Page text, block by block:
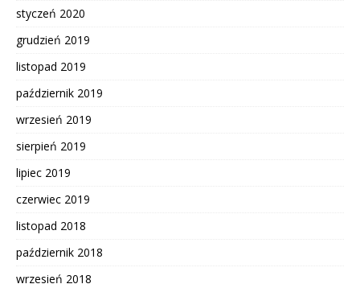
styczeń 2020
grudzień 2019
listopad 2019
październik 2019
wrzesień 2019
sierpień 2019
lipiec 2019
czerwiec 2019
listopad 2018
październik 2018
wrzesień 2018